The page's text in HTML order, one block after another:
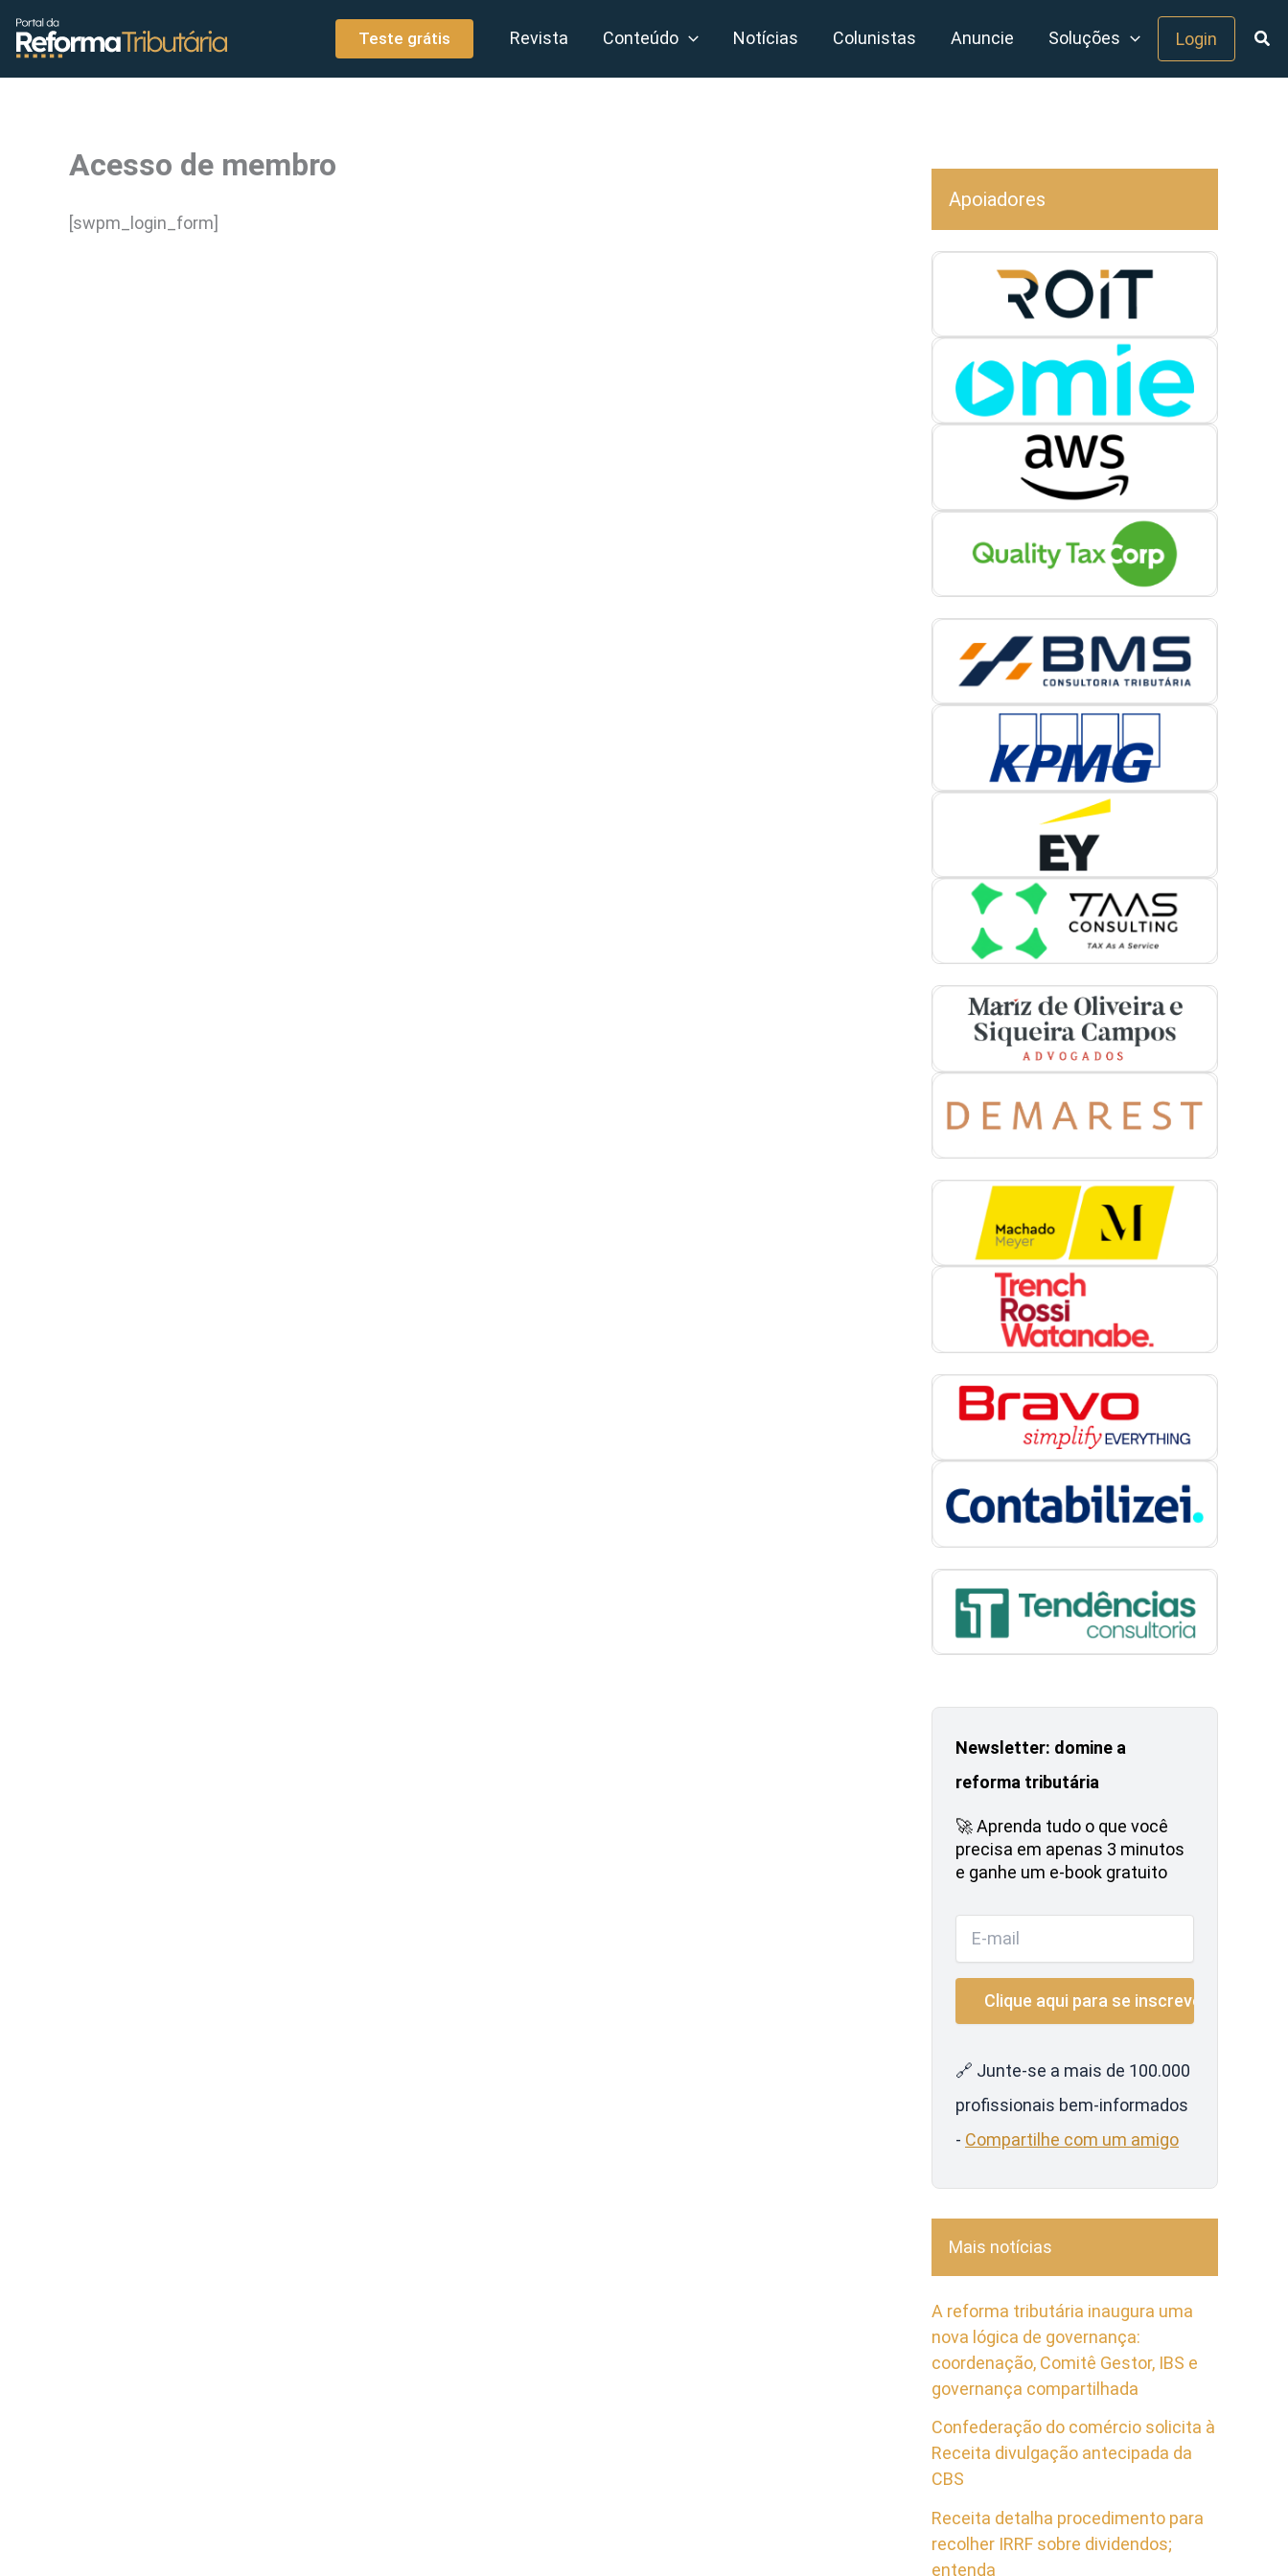
conteúdo
Teste grátis Revista Conteúdo Notícias Colunistas Anuncie Soluções Login
Acesso de membro
[swpm_login_form]
Apoiadores
Newsletter: domine a
reforma tributária
🚀 Aprenda tudo o que você
precisa em apenas 3 minutos
e ganhe um e-book gratuito
🔗 Junte-se a mais de 100.000
profissionais bem-informados
- Compartilhe com um amigo
Mais notícias
A reforma tributária inaugura uma
nova lógica de governança:
coordenação, Comitê Gestor, IBS e
governança compartilhada
Confederação do comércio solicita à
Receita divulgação antecipada da
CBS
Receita detalha procedimento para
recolher IRRF sobre dividendos;
entenda